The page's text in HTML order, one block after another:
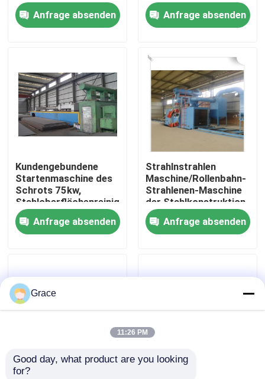
Produkte
Über uns
Qualitätskontrolle
Kontakt
Fälle
Bremse hydraulischer Presse cnc
Anfrage absenden
Industrie
Anfrage absenden
Kundengebundene
Startenmaschine des
Schrots 75kw,
Stahloberflächenreinigungsmaschinerie
Anfrage absenden
Strahlnstrahlen
Maschine/Rollenbahn-
Strahlenen-Maschine
der Stahlkonstruktion
H
Anfrage absenden
Schwere geschweißte
Grace
11:26 PM
Good day, what product are you looking
for?